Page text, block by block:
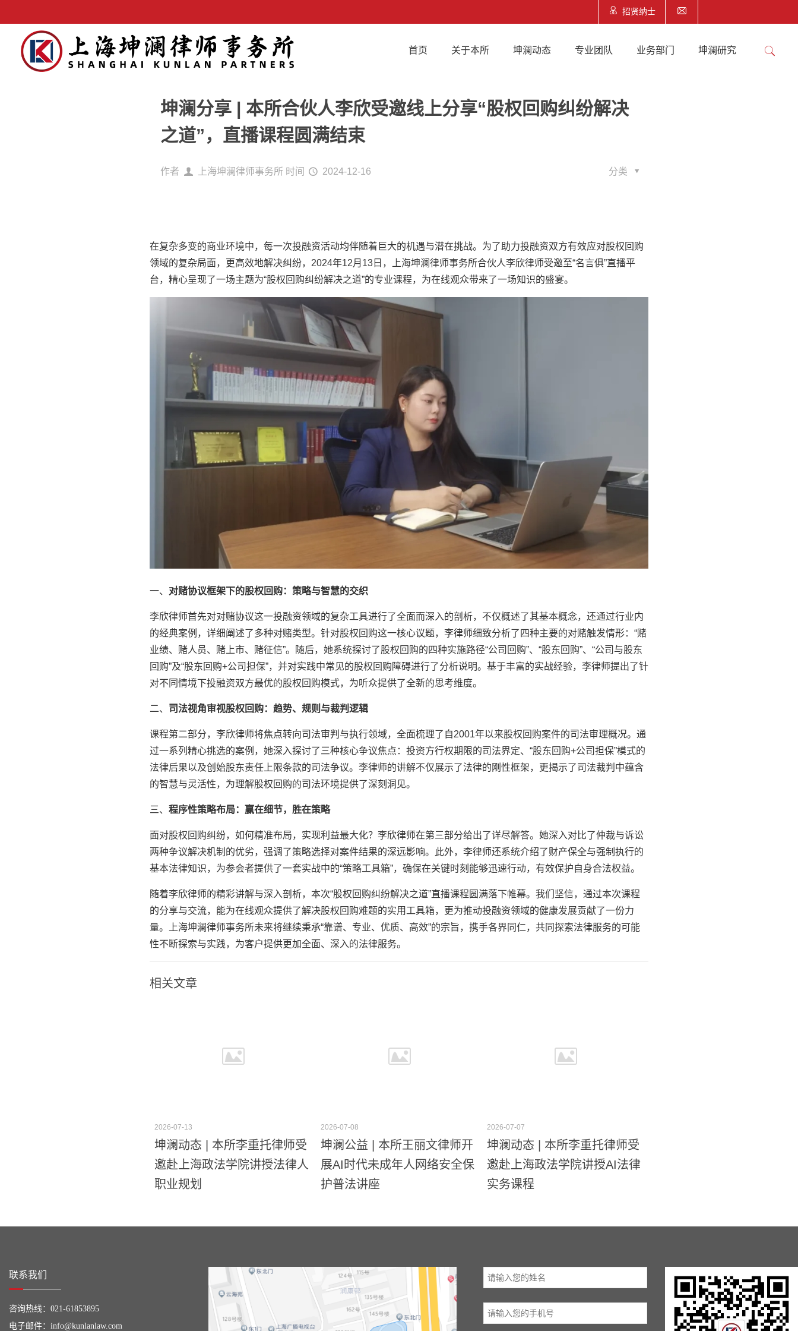
招贤纳士
首页 关于本所 坤澜动态 专业团队 业务部门 坤澜研究
坤澜分享 | 本所合伙人李欣受邀线上分享“股权回购纠纷解决
之道”，直播课程圆满结束
作者 上海坤澜律师事务所 时间 2024-12-16 分类
在复杂多变的商业环境中，每一次投融资活动均伴随着巨大的机遇与潜在挑战。为了助力投融资双方有效应对股权回购
领域的复杂局面，更高效地解决纠纷，2024年12月13日，上海坤澜律师事务所合伙人李欣律师受邀至“名言俱”直播平
台，精心呈现了一场主题为“股权回购纠纷解决之道”的专业课程，为在线观众带来了一场知识的盛宴。
一、 对赌协议框架下的股权回购：策略与智慧的交织
李欣律师首先对对赌协议这一投融资领域的复杂工具进行了全面而深入的剖析，不仅概述了其基本概念，还通过行业内
的经典案例，详细阐述了多种对赌类型。针对股权回购这一核心议题，李律师细致分析了四种主要的对赌触发情形：“赌
业绩、赌人员、赌上市、赌征信”。随后，她系统探讨了股权回购的四种实施路径“公司回购”、“股东回购”、“公司与股东
回购”及“股东回购+公司担保”，并对实践中常见的股权回购障碍进行了分析说明。基于丰富的实战经验，李律师提出了针
对不同情境下投融资双方最优的股权回购模式，为听众提供了全新的思考维度。
二、 司法视角审视股权回购：趋势、规则与裁判逻辑
课程第二部分，李欣律师将焦点转向司法审判与执行领域，全面梳理了自2001年以来股权回购案件的司法审理概况。通
过一系列精心挑选的案例，她深入探讨了三种核心争议焦点：投资方行权期限的司法界定、“股东回购+公司担保”模式的
法律后果以及创始股东责任上限条款的司法争议。李律师的讲解不仅展示了法律的刚性框架，更揭示了司法裁判中蕴含
的智慧与灵活性，为理解股权回购的司法环境提供了深刻洞见。
三、 程序性策略布局：赢在细节，胜在策略
面对股权回购纠纷，如何精准布局，实现利益最大化？李欣律师在第三部分给出了详尽解答。她深入对比了仲裁与诉讼
两种争议解决机制的优劣，强调了策略选择对案件结果的深远影响。此外，李律师还系统介绍了财产保全与强制执行的
基本法律知识，为参会者提供了一套实战中的“策略工具箱”，确保在关键时刻能够迅速行动，有效保护自身合法权益。
随着李欣律师的精彩讲解与深入剖析，本次“股权回购纠纷解决之道”直播课程圆满落下帷幕。我们坚信，通过本次课程
的分享与交流，能为在线观众提供了解决股权回购难题的实用工具箱，更为推动投融资领域的健康发展贡献了一份力
量。上海坤澜律师事务所未来将继续秉承“靠谱、专业、优质、高效”的宗旨，携手各界同仁，共同探索法律服务的可能
性不断探索与实践，为客户提供更加全面、深入的法律服务。
相关文章
2026-07-13
坤澜动态 | 本所李重托律师受
邀赴上海政法学院讲授法律人
职业规划
2026-07-08
坤澜公益 | 本所王丽文律师开
展AI时代未成年人网络安全保
护普法讲座
2026-07-07
坤澜动态 | 本所李重托律师受
邀赴上海政法学院讲授AI法律
实务课程
联系我们
咨询热线： 021-61853895
电子邮件： info@kunlanlaw.com